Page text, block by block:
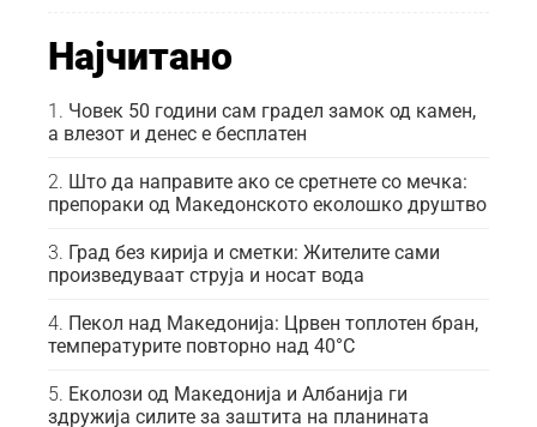
Најчитано
Човек 50 години сам градел замок од камен,
а влезот и денес е бесплатен
Што да направите ако се сретнете со мечка:
препораки од Македонското еколошко друштво
Град без кирија и сметки: Жителите сами
произведуваат струја и носат вода
Пекол над Македонија: Црвен топлотен бран,
температурите повторно над 40°C
Еколози од Македонија и Албанија ги
здружија силите за заштита на планината